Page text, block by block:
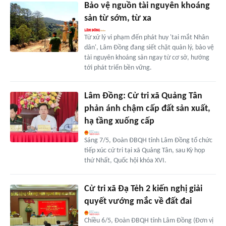
Bảo vệ nguồn tài nguyên khoáng
sản từ sớm, từ xa
Từ xử lý vi phạm đến phát huy 'tai mắt Nhân
dân', Lâm Đồng đang siết chặt quản lý, bảo vệ
tài nguyên khoáng sản ngay từ cơ sở, hướng
tới phát triển bền vững.
Lâm Đồng: Cử tri xã Quảng Tân
phản ánh chậm cấp đất sản xuất,
hạ tầng xuống cấp
Sáng 7/5, Đoàn ĐBQH tỉnh Lâm Đồng tổ chức
tiếp xúc cử tri tại xã Quảng Tân, sau Kỳ họp
thứ Nhất, Quốc hội khóa XVI.
Cử tri xã Đạ Tẻh 2 kiến nghị giải
quyết vướng mắc về đất đai
Chiều 6/5, Đoàn ĐBQH tỉnh Lâm Đồng (Đơn vị